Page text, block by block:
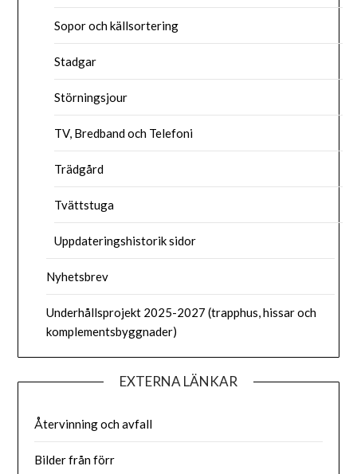
Sopor och källsortering
Stadgar
Störningsjour
TV, Bredband och Telefoni
Trädgård
Tvättstuga
Uppdateringshistorik sidor
Nyhetsbrev
Underhållsprojekt 2025-2027 (trapphus, hissar och
komplementsbyggnader)
EXTERNA LÄNKAR
Återvinning och avfall
Bilder från förr